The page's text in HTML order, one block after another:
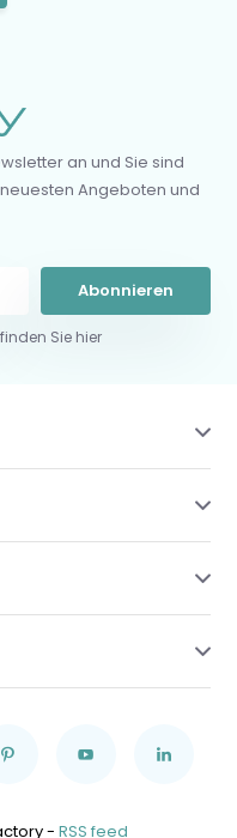
an und Sie sind
Angeboten und
Abonnieren
Sie hier
- RSS feed